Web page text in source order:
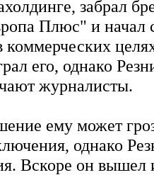
забрал
Плюс" и начал
коммерческих
его, однако
журналисты.
ему может
однако
Вскоре он вышел